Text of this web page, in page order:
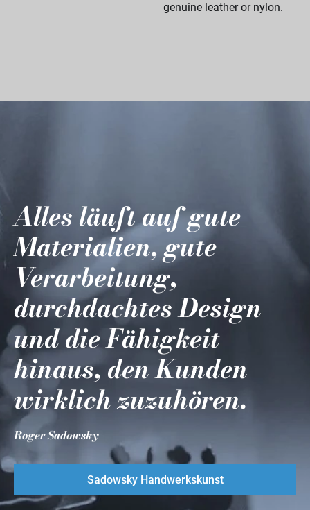
genuine leather or nylon.
Alles läuft auf gute
Materialien, gute
Verarbeitung,
durchdachtes Design
und die Fähigkeit
hinaus, den Kunden
wirklich zuzuhören.
Roger Sadowsky
Sadowsky Handwerkskunst